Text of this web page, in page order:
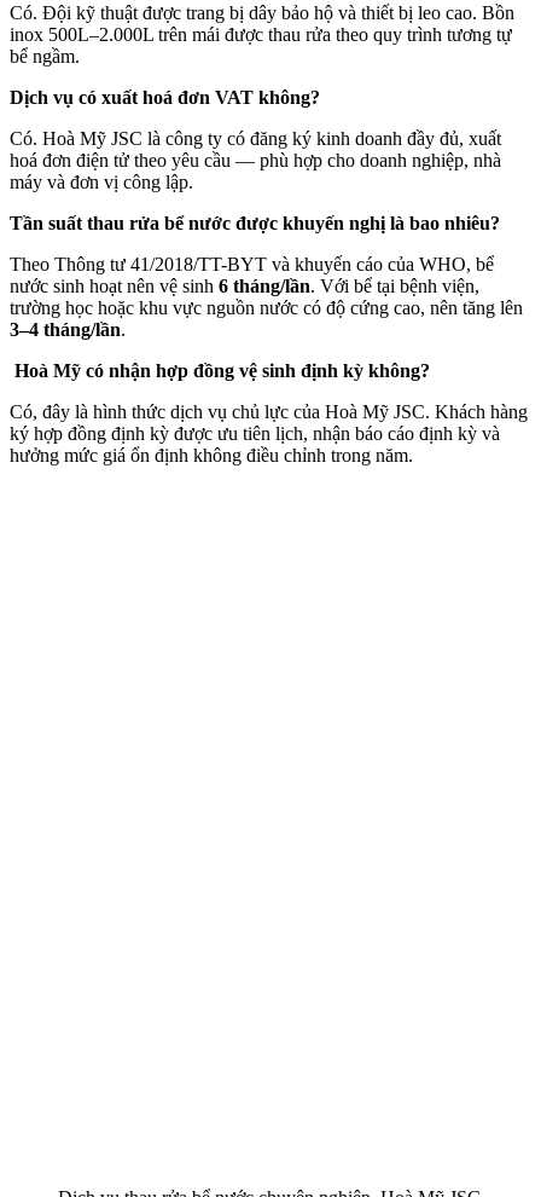
Có. Đội kỹ thuật được trang bị dây bảo hộ và thiết bị leo cao. Bồn
inox 500L–2.000L trên mái được thau rửa theo quy trình tương tự
bể ngầm.
Dịch vụ có xuất hoá đơn VAT không?
Có. Hoà Mỹ JSC là công ty có đăng ký kinh doanh đầy đủ, xuất
hoá đơn điện tử theo yêu cầu — phù hợp cho doanh nghiệp, nhà
máy và đơn vị công lập.
Tần suất thau rửa bể nước được khuyến nghị là bao nhiêu?
Theo Thông tư 41/2018/TT-BYT và khuyến cáo của WHO, bể
nước sinh hoạt nên vệ sinh 6 tháng/lần. Với bể tại bệnh viện,
trường học hoặc khu vực nguồn nước có độ cứng cao, nên tăng lên
3–4 tháng/lần.
Hoà Mỹ có nhận hợp đồng vệ sinh định kỳ không?
Có, đây là hình thức dịch vụ chủ lực của Hoà Mỹ JSC. Khách hàng
ký hợp đồng định kỳ được ưu tiên lịch, nhận báo cáo định kỳ và
hưởng mức giá ổn định không điều chỉnh trong năm.